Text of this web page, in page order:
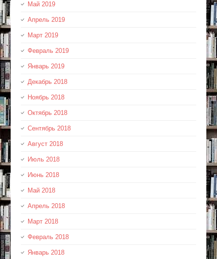
Май 2019
Апрель 2019
Март 2019
Февраль 2019
Январь 2019
Декабрь 2018
Ноябрь 2018
Октябрь 2018
Сентябрь 2018
Август 2018
Июль 2018
Июнь 2018
Май 2018
Апрель 2018
Март 2018
Февраль 2018
Январь 2018